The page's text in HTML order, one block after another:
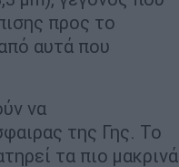
προς το
αυτά που
να
της Γης. Το
τα πιο μακρινά